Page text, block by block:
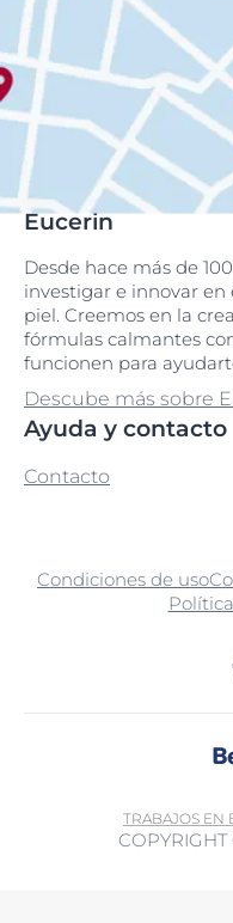
Eucerin
Desde hace más de
investigar e innovar en
piel. Creemos en la
fórmulas calmantes
funcionen para
Descube más sobre
Ayuda y contacto
Contacto
Condiciones de uso
TRABAJOS EN